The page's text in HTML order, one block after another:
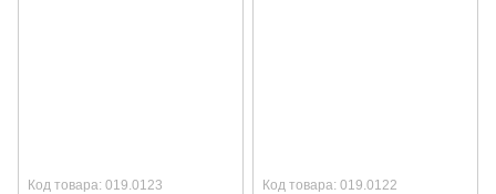
Код товара: 019.0123 Код товара: 019.0122